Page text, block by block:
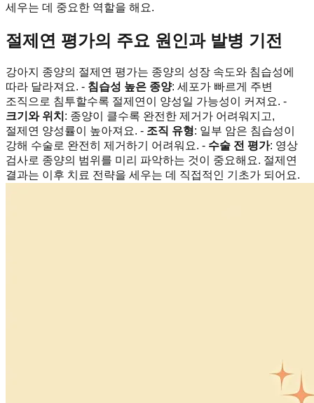
세우는 데 중요한 역할을 해요.
절제연 평가의 주요 원인과 발병 기전
강아지 종양의 절제연 평가는 종양의 성장 속도와 침습성에
따라 달라져요. - 침습성 높은 종양: 세포가 빠르게 주변
조직으로 침투할수록 절제연이 양성일 가능성이 커져요. -
크기와 위치 : 종양이 클수록 완전한 제거가 어려워지고,
절제연 양성률이 높아져요. - 조직 유형: 일부 암은 침습성이
강해 수술로 완전히 제거하기 어려워요. - 수술 전 평가: 영상
검사로 종양의 범위를 미리 파악하는 것이 중요해요. 절제연
결과는 이후 치료 전략을 세우는 데 직접적인 기초가 되어요.